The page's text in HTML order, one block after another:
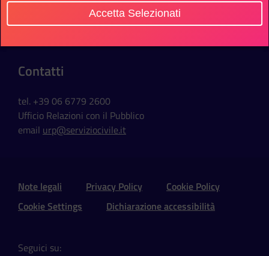
Via della Ferratella in Laterano, 51
Contatti
tel. +39 06 6779 2600
Ufficio Relazioni con il Pubblico
email urp@serviziocivile.it
Sezione Link Utili e Social
Note legali Privacy Policy
Cookie Policy
Cookie Settings
Dichiarazione accessibilità
Seguici su:
Accetta Selezionati